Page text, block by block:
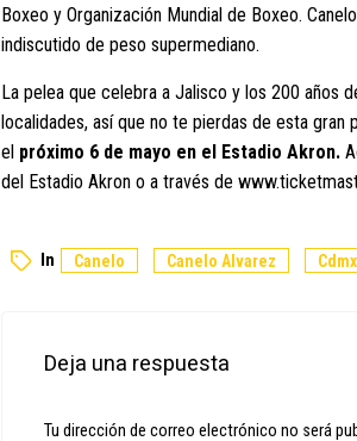
Boxeo y Organización Mundial de Boxeo.
indiscutido de peso supermediano.
La pelea que celebra a Jalisco y los 200 años
localidades, así que no te pierdas de esta gran
el próximo 6 de mayo en el Estadio Akron.
del Estadio Akron o a través de
In Canelo Canelo Alvarez Cdmx
Deja una respuesta
Tu dirección de correo electrónico no será